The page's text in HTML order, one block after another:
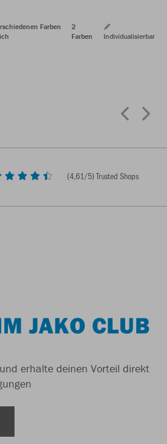
Farben
2
Farben
Individualisierbar
(4,61/5) Trusted Shops
JAKO CLUB
erhalte deinen Vorteil direkt